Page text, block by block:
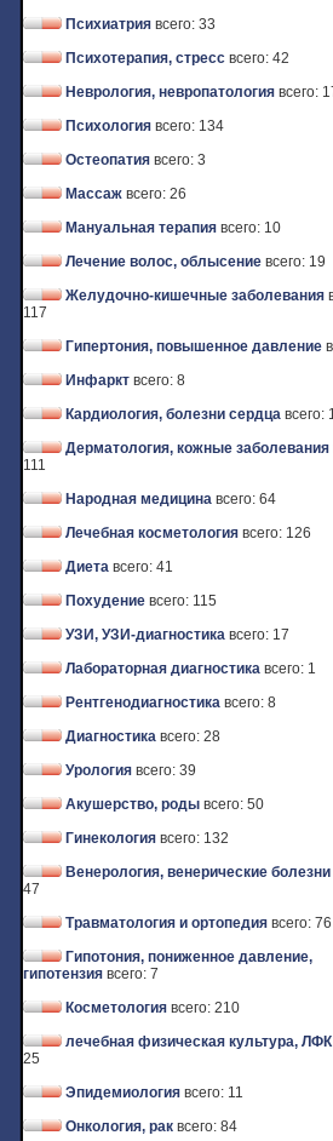
Психиатрия всего: 33
Психотерапия, стресс всего: 42
Неврология, невропатология всего:
Психология всего: 134
Остеопатия всего: 3
Массаж всего: 26
Мануальная терапия всего: 10
Лечение волос, облысение всего: 19
Желудочно-кишечные заболевания
117
Гипертония, повышенное давление
Инфаркт всего: 8
Кардиология, болезни сердца всего:
Дерматология, кожные заболевания
111
Народная медицина всего: 64
Лечебная косметология всего: 126
Диета всего: 41
Похудение всего: 115
УЗИ, УЗИ-диагностика всего: 17
Лабораторная диагностика всего: 1
Рентгенодиагностика всего: 8
Диагностика всего: 28
Урология всего: 39
Акушерство, роды всего: 50
Гинекология всего: 132
Венерология, венерические болезни
47
Травматология и ортопедия всего: 76
Гипотония, пониженное давление,
гипотензия всего: 7
Косметология всего: 210
лечебная физическая культура, ЛФК
25
Эпидемиология всего: 11
Онкология, рак всего: 84